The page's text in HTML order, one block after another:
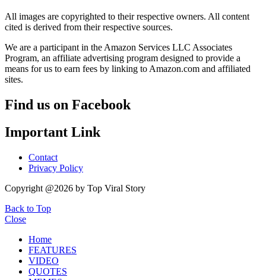
All images are copyrighted to their respective owners. All content
cited is derived from their respective sources.
We are a participant in the Amazon Services LLC Associates
Program, an affiliate advertising program designed to provide a
means for us to earn fees by linking to Amazon.com and affiliated
sites.
Find us on Facebook
Important Link
Contact
Privacy Policy
Copyright @2026 by Top Viral Story
Back to Top
Close
Home
FEATURES
VIDEO
QUOTES